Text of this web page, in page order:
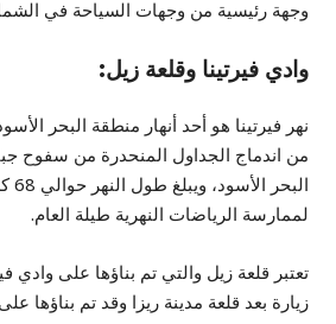
وجهة رئيسية من وجهات السياحة في
وادي فيرتينا وقلعة زيل:
نهر فيرتينا هو أحد أنهار منطقة البحر
من اندماج الجداول المنحدرة من سفوح
لممارسة الرياضات النهرية طيلة العام.
تعتبر قلعة زيل والتي تم بناؤها على وادي
زيارة بعد قلعة مدينة ريزا وقد تم بناؤها